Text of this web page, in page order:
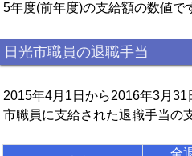
5年度(前年度)の支給額の数値で
日光市職員の退職手当
2015年4月1日から2016年3月
市職員に支給された退職手当の
全